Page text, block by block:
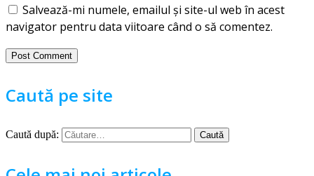
Salvează-mi numele, emailul și site-ul web în acest
navigator pentru data viitoare când o să comentez.
Caută pe site
Caută după: